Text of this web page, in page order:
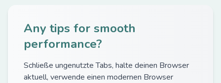
Any tips for smooth
performance?
Schließe ungenutzte Tabs, halte deinen Browser
aktuell, verwende einen modernen Browser